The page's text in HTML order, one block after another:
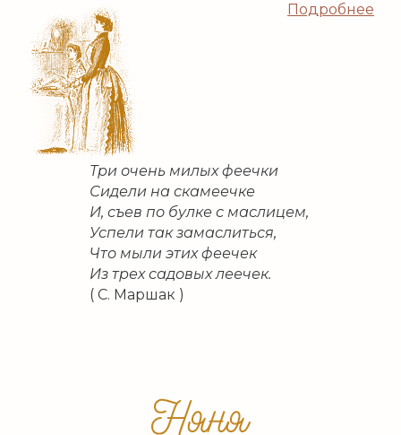
Подробнее
Три очень милых феечки
Сидели на скамеечке
И, съев по булке с маслицем,
Успели так замаслиться,
Что мыли этих феечек
Из трех садовых леечек.
( С. Маршак )